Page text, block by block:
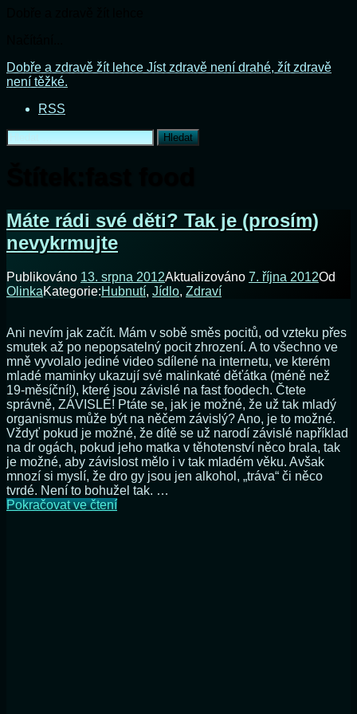
Přejít
k
webu
Dobře a zdravě žít lehce Jíst zdravě není drahé, žít zdravě
není těžké.
RSS
Vyhledávání
Máte rádi své děti? Tak je (prosím)
nevykrmujte
Publikováno 13. srpna 2012Aktualizováno 7. října 2012Od
OlinkaKategorie:Hubnutí, Jídlo, Zdraví
Ani nevím jak začít. Mám v sobě směs pocitů, od vzteku přes
smutek až po nepopsatelný pocit zhrození. A to všechno ve
mně vyvolalo jediné video sdílené na internetu, ve kterém
mladé maminky ukazují své malinkaté děťátka (méně než
19-měsíční!), které jsou závislé na fast foodech. Čtete
správně, ZÁVISLÉ! Ptáte se, jak je možné, že už tak mladý
organismus může být na něčem závislý? Ano, je to možné.
Vždyť pokud je možné, že dítě se už narodí závislé například
na dr ogách, pokud jeho matka v těhotenství něco brala, tak
je možné, aby závislost mělo i v tak mladém věku. Avšak
mnozí si myslí, že dro gy jsou jen alkohol, „tráva“ či něco
tvrdé. Není to bohužel tak. …
Pokračovat ve čteníMáte